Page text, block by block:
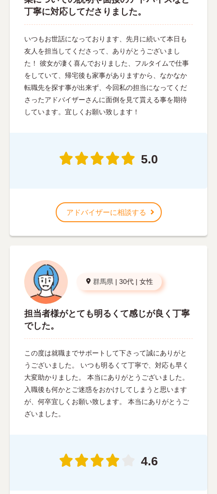
丁寧に対応してださりました。
いつもお世話になっております、先月に続いて本日も
友人を担当してくださって、ありがとうございまし
た！ 彼女が凄く喜んでおりました、フルタイムで仕事
をしていて、帰宅後も家事がありますから、なかなか
転職先を探す事が出来ず、今回私の担当になってくだ
さったアドバイザーさんに面倒を見て貰える事を期待
しています。宜しくお願い致します！
5.0
アドバイザーに相談する
群馬県 | 30代 | 女性
担当者様がとても明るくて感じが良く丁寧
でした。
この度は就職までサポートして下さって誠にありがと
うございました。 いつも明るくて丁寧で、対応も早く
大変助かりました。 本当にありがとうございました。
入職後も何かとご迷惑をおかけしてしまうと思います
が、何卒宜しくお願い致します。 本当にありがとうご
ざいました。
4.6